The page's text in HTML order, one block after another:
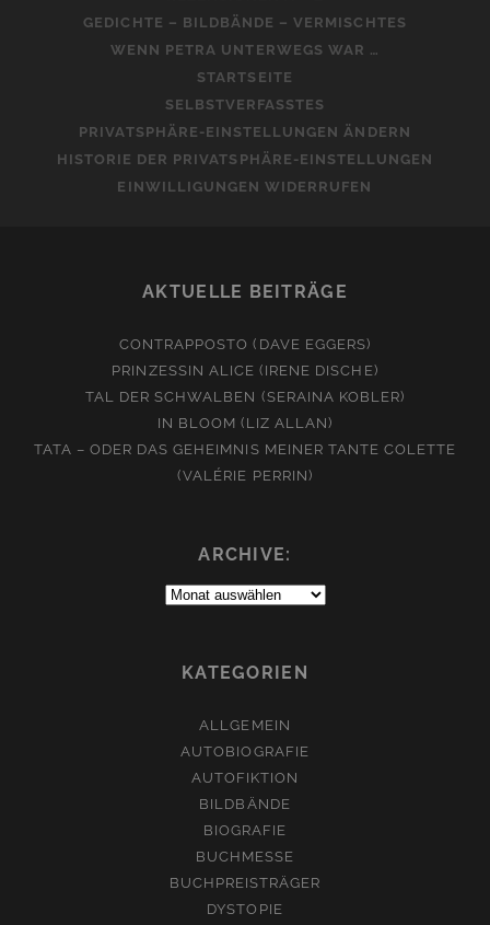
GEDICHTE – BILDBÄNDE – VERMISCHTES
WENN PETRA UNTERWEGS WAR …
STARTSEITE
SELBSTVERFASSTES
PRIVATSPHÄRE-EINSTELLUNGEN ÄNDERN
HISTORIE DER PRIVATSPHÄRE-EINSTELLUNGEN
EINWILLIGUNGEN WIDERRUFEN
AKTUELLE BEITRÄGE
CONTRAPPOSTO (DAVE EGGERS)
PRINZESSIN ALICE (IRENE DISCHE)
TAL DER SCHWALBEN (SERAINA KOBLER)
IN BLOOM (LIZ ALLAN)
TATA – ODER DAS GEHEIMNIS MEINER TANTE COLETTE
(VALÉRIE PERRIN)
ARCHIVE:
Archive:
KATEGORIEN
ALLGEMEIN
AUTOBIOGRAFIE
AUTOFIKTION
BILDBÄNDE
BIOGRAFIE
BUCHMESSE
BUCHPREISTRÄGER
DYSTOPIE